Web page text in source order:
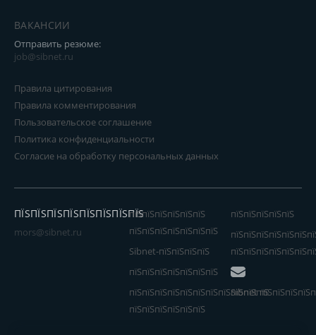
ВАКАНСИИ
Отправить резюме:
job@sibnet.ru
Правила цитирования
Правила комментирования
Пользовательское соглашение
Политика конфиденциальности
Согласие на обработку персональных данных
ПЇЅПЇЅПЇЅПЇЅПЇЅПЇЅПЇЅПЇЅ
mors@sibnet.ru
пїЅпїЅпїЅпїЅпїЅпїЅ
пїЅпїЅпїЅпїЅпїЅпїЅпїЅ
Sibnet-пїЅпїЅпїЅпїЅ
пїЅпїЅпїЅпїЅпїЅ
пїЅпїЅпїЅпїЅпїЅпїЅпїЅ
пїЅпїЅпїЅпїЅпїЅпїЅпїЅпїЅпїЅпїЅпїЅ
пїЅпїЅпїЅпїЅпїЅпїЅ
Sibnet